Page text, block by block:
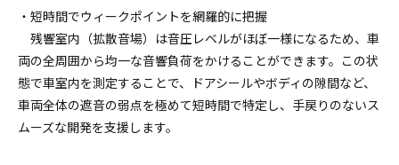
・短時間でウィークポイントを網羅的に把握
残響室内（拡散音場）は音圧レベルがほぼ一様になるため、車
両の全周囲から均一な音響負荷をかけることができます。この状
態で車室内を測定することで、ドアシールやボディの隙間など、
車両全体の遮音の弱点を極めて短時間で特定し、手戻りのないス
ムーズな開発を支援します。